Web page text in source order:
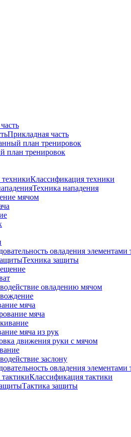
Прикладная часть
план тренировок
план тренировок
Классификация техники
Техника нападения
мячом
овладения
Техника защиты
овладению мячом
мяча
мяча
мяча из рук
движения руки с мячом
заслону
овладения
Классификация тактики
Тактика защиты